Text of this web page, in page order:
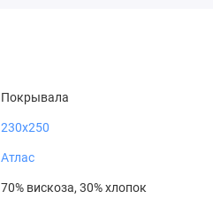
Покрывала
230х250
Атлас
70% вискоза, 30% хлопок